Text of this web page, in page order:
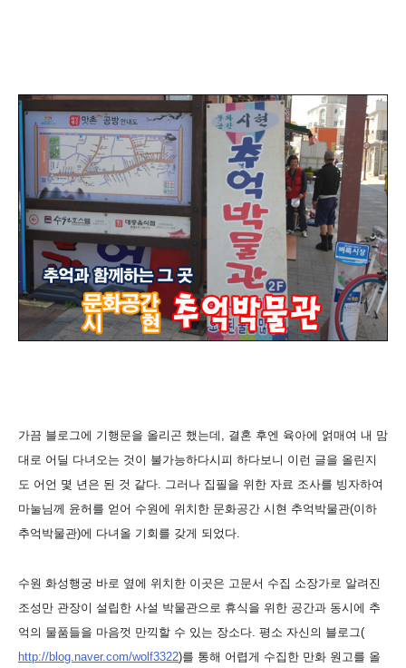
가끔 블로그에 기행문을 올리곤 했는데, 결혼 후엔 육아에 얽매여 내 맘
대로 어딜 다녀오는 것이 불가능하다시피 하다보니 이런 글을 올린지
도 어언 몇 년은 된 것 같다. 그러나 집필을 위한 자료 조사를 빙자하여
마눌님께 윤허를 얻어 수원에 위치한 문화공간 시현 추억박물관(이하
추억박물관)에 다녀올 기회를 갖게 되었다.
수원 화성행궁 바로 옆에 위치한 이곳은 고문서 수집 소장가로 알려진
조성만 관장이 설립한 사설 박물관으로 휴식을 위한 공간과 동시에 추
억의 물품들을 마음껏 만끽할 수 있는 장소다. 평소 자신의 블로그(
http://blog.naver.com/wolf3322)를 통해 어렵게 수집한 만화 원고를 올